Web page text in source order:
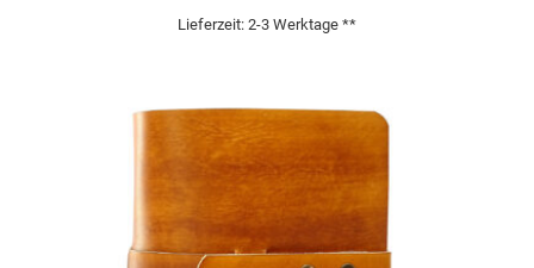
Lieferzeit: 2-3 Werktage **